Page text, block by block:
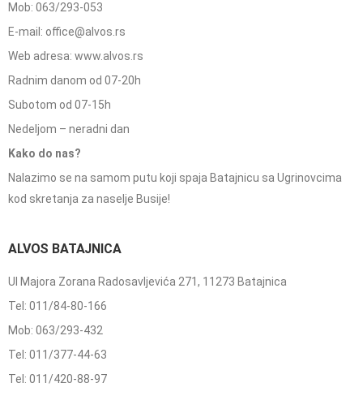
Mob: 063/293-053
E-mail: office@alvos.rs
Web adresa: www.alvos.rs
Radnim danom od 07-20h
Subotom od 07-15h
Nedeljom – neradni dan
Kako do nas?
Nalazimo se na samom putu koji spaja Batajnicu sa Ugrinovcima
kod skretanja za naselje Busije!
ALVOS BATAJNICA
Ul Majora Zorana Radosavljevića 271, 11273 Batajnica
Tel: 011/84-80-166
Mob: 063/293-432
Tel: 011/377-44-63
Tel: 011/420-88-97